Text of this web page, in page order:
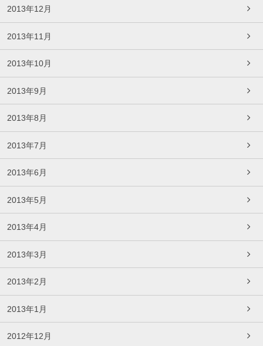
2013年12月
2013年11月
2013年10月
2013年9月
2013年8月
2013年7月
2013年6月
2013年5月
2013年4月
2013年3月
2013年2月
2013年1月
2012年12月